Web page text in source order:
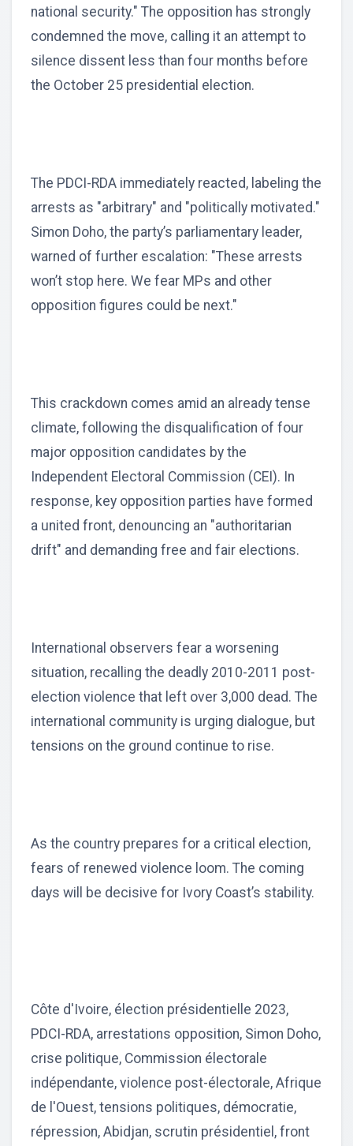
national security." The opposition has strongly
condemned the move, calling it an attempt to
silence dissent less than four months before
the October 25 presidential election.
The PDCI-RDA immediately reacted, labeling the
arrests as "arbitrary" and "politically motivated."
Simon Doho, the party’s parliamentary leader,
warned of further escalation: "These arrests
won’t stop here. We fear MPs and other
opposition figures could be next."
This crackdown comes amid an already tense
climate, following the disqualification of four
major opposition candidates by the
Independent Electoral Commission (CEI). In
response, key opposition parties have formed
a united front, denouncing an "authoritarian
drift" and demanding free and fair elections.
International observers fear a worsening
situation, recalling the deadly 2010-2011 post-
election violence that left over 3,000 dead. The
international community is urging dialogue, but
tensions on the ground continue to rise.
As the country prepares for a critical election,
fears of renewed violence loom. The coming
days will be decisive for Ivory Coast’s stability.
Côte d'Ivoire, élection présidentielle 2023,
PDCI-RDA, arrestations opposition, Simon Doho,
crise politique, Commission électorale
indépendante, violence post-électorale, Afrique
de l'Ouest, tensions politiques, démocratie,
répression, Abidjan, scrutin présidentiel, front